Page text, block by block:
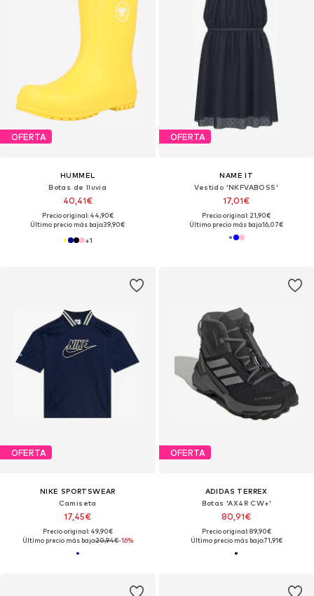
OFERTA
HUMMEL
Botas de lluvia
40,41€
Precio original: 44,90€
Último precio más bajo:39,90€
+1
OFERTA
NAME IT
Vestido 'NKFVABOSS'
17,01€
Precio original: 21,90€
Último precio más bajo:16,07€
OFERTA
NIKE SPORTSWEAR
Camiseta
17,45€
Precio original: 49,90€
Último precio más bajo:20,94€-16%
OFERTA
ADIDAS TERREX
Botas 'AX4R CW+'
80,91€
Precio original: 89,90€
Último precio más bajo:71,91€